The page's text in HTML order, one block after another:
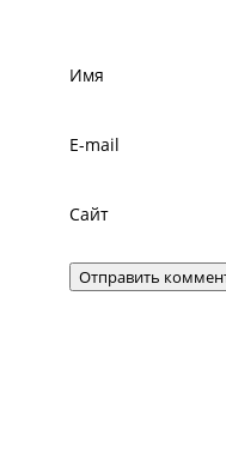
Имя
E-mail
Сайт